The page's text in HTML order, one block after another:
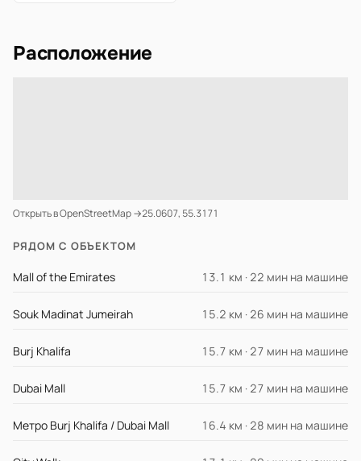
Расположение
Открыть в OpenStreetMap →25.0607, 55.3171
РЯДОМ С ОБЪЕКТОМ
Mall of the Emirates 13.1 км · 22 мин на машине
Souk Madinat Jumeirah 15.2 км · 26 мин на машине
Burj Khalifa 15.7 км · 27 мин на машине
Dubai Mall 15.7 км · 27 мин на машине
Метро Burj Khalifa / Dubai Mall 16.4 км · 28 мин на машине